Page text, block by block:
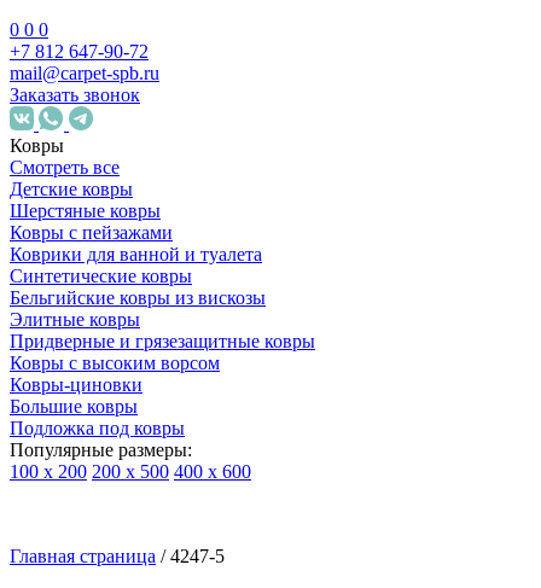
0 0 0
+7 812 647-90-72
mail@carpet-spb.ru
Заказать звонок
Ковры
Смотреть все
Детские ковры
Шерстяные ковры
Ковры с пейзажами
Коврики для ванной и туалета
Синтетические ковры
Бельгийские ковры из вискозы
Элитные ковры
Придверные и грязезащитные ковры
Ковры с высоким ворсом
Ковры-циновки
Большие ковры
Подложка под ковры
Популярные размеры:
100 х 200 200 х 500 400 х 600
типу
Главная страница /4247-5